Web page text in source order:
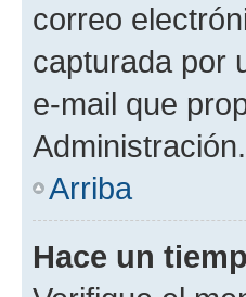
correo
capturada por
e-mail que
Administración.
Arriba
Hace un